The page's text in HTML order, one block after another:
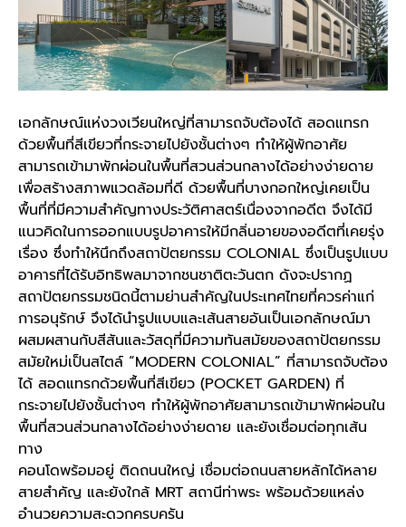
เอกลักษณ์แห่งวงเวียนใหญ่ที่สามารถจับต้องได้ สอดแทรก
ด้วยพื้นที่สีเขียวที่กระจายไปยังชั้นต่างๆ ทำให้ผู้พักอาศัย
สามารถเข้ามาพักผ่อนในพื้นที่สวนส่วนกลางได้อย่างง่ายดาย
เพื่อสร้างสภาพแวดล้อมที่ดี ด้วยพื้นที่บางกอกใหญ่เคยเป็น
พื้นที่ที่มีความสำคัญทางประวัติศาสตร์เนื่องจากอดีต จึงได้มี
แนวคิดในการออกแบบรูปอาคารให้มีกลิ่นอายของอดีตที่เคยรุ่ง
เรื่อง ซึ่งทำให้นึกถึงสถาปัตยกรรม COLONIAL ซึ่งเป็นรูปแบบ
อาคารที่ได้รับอิทธิพลมาจากชนชาติตะวันตก ดังจะปรากฏ
สถาปัตยกรรมชนิดนี้ตามย่านสำคัญในประเทศไทยที่ควรค่าแก่
การอนุรักษ์ จึงได้นำรูปแบบและเส้นสายอันเป็นเอกลักษณ์มา
ผสมผสานกับสีสันและวัสดุที่มีความทันสมัยของสถาปัตยกรรม
สมัยใหม่เป็นสไตล์ “MODERN COLONIAL” ที่สามารถจับต้อง
ได้ สอดแทรกด้วยพื้นที่สีเขียว (POCKET GARDEN) ที่
กระจายไปยังชั้นต่างๆ ทำให้ผู้พักอาศัยสามารถเข้ามาพักผ่อนใน
พื้นที่สวนส่วนกลางได้อย่างง่ายดาย และยังเชื่อมต่อทุกเส้น
ทาง
คอนโดพร้อมอยู่ ติดถนนใหญ่ เชื่อมต่อถนนสายหลักได้หลาย
สายสำคัญ และยังใกล้ MRT สถานีท่าพระ พร้อมด้วยแหล่ง
อำนวยความสะดวกครบครัน